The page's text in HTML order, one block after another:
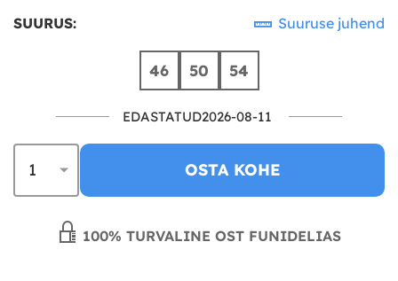
SUURUS: Suuruse juhend
46 50 54
EDASTATUD2026-08-11
OSTA KOHE
100% TURVALINE OST FUNIDELIAS